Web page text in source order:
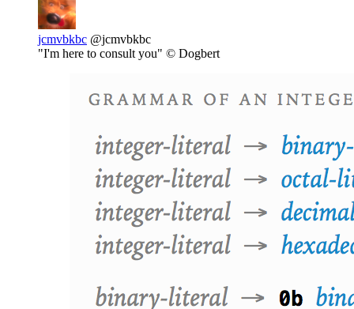
jcmvbkbc @jcmvbkbc
"I'm here to consult you" © Dogbert